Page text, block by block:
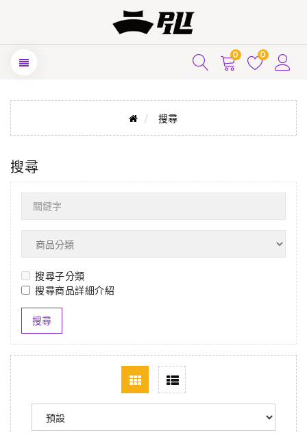
0 0
搜尋
搜尋
搜尋子分類
搜尋商品詳細介紹